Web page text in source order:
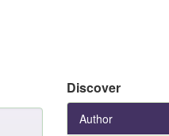
Discover
Author